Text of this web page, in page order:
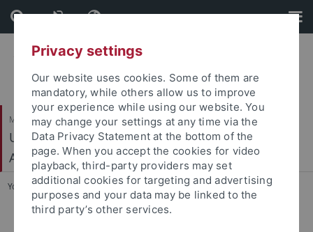
Skip
to
content
Skip
to
footer
Mathematisch-Naturwissenschaftliche Fakultät
Urgeschichte und Naturwissenschaftliche
Archäologie
You are here: Startseite ... Mitarbeiter
Privacy settings
Our website uses cookies. Some of them are
mandatory, while others allow us to improve
your experience while using our website. You
may change your settings at any time via the
Data Privacy Statement at the bottom of the
page. When you accept the cookies for video
playback, third-party providers may set
additional cookies for targeting and advertising
purposes and your data may be linked to the
third party’s other services.